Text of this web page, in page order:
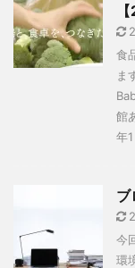
食
ま
館
年
ブ
今
環